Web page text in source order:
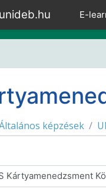
E-
képzések